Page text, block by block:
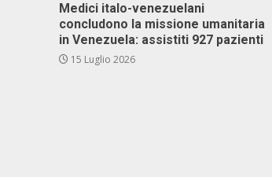
Medici italo-venezuelani
concludono la missione umanitaria
in Venezuela: assistiti 927 pazienti
15 Luglio 2026